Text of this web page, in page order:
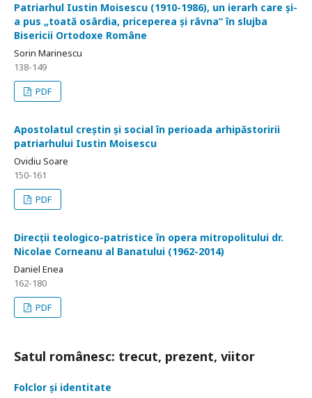
Patriarhul Iustin Moisescu (1910-1986), un ierarh care și-
a pus „toată osârdia, priceperea și râvna“ în slujba
Bisericii Ortodoxe Române
Sorin Marinescu
138-149
PDF
Apostolatul creștin și social în perioada arhipăstoririi
patriarhului Iustin Moisescu
Ovidiu Soare
150-161
PDF
Direcții teologico-patristice în opera mitropolitului dr.
Nicolae Corneanu al Banatului (1962-2014)
Daniel Enea
162-180
PDF
Satul românesc: trecut, prezent, viitor
Folclor și identitate